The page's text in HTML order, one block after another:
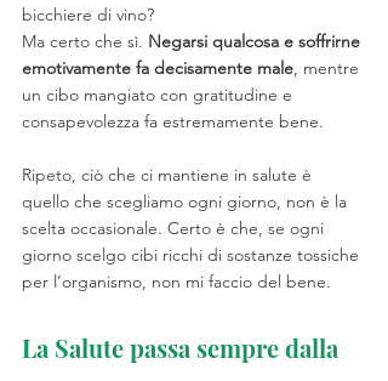
bicchiere di vino?
Ma certo che sì. Negarsi qualcosa e soffrirne
emotivamente fa decisamente male, mentre
un cibo mangiato con gratitudine e
consapevolezza fa estremamente bene.
Ripeto, ciò che ci mantiene in salute è
quello che scegliamo ogni giorno, non è la
scelta occasionale. Certo è che, se ogni
giorno scelgo cibi ricchi di sostanze tossiche
per l’organismo, non mi faccio del bene.
La Salute passa sempre dalla